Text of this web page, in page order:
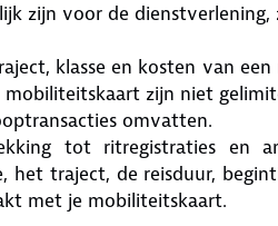
zijn voor de dienstverlening,
klasse en kosten van
zijn niet
omvatten.
tot ritregistraties en
het traject, de reisduur,
met je mobiliteitskaart.